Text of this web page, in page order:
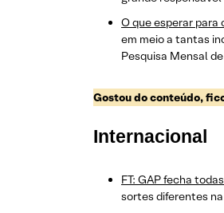
O que esperar para
em meio a tantas
Pesquisa Mensal
Gostou do conteúdo,
Internacional
FT: GAP fecha
sortes diferentes